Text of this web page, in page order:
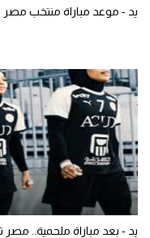
يد - موعد مباراة منتخب مصر
يد - بعد مباراة ملحمية..